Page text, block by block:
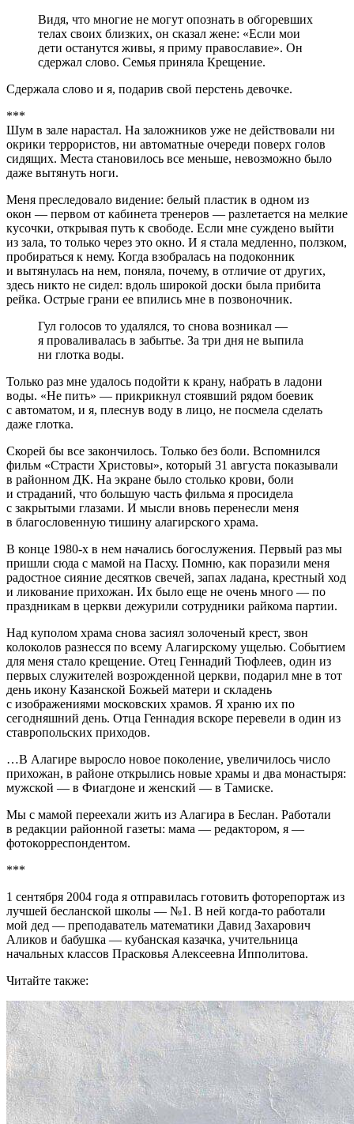
Видя, что многие не могут опознать в обгоревших
телах своих близких, он сказал жене: «Если мои
дети останутся живы, я приму православие». Он
сдержал слово. Семья приняла Крещение.
Сдержала слово и я, подарив свой перстень девочке.
***
Шум в зале нарастал. На заложников уже не действовали ни
окрики террористов, ни автоматные очереди поверх голов
сидящих. Места становилось все меньше, невозможно было
даже вытянуть ноги.
Меня преследовало видение: белый пластик в одном из
окон — первом от кабинета тренеров — разлетается на мелкие
кусочки, открывая путь к свободе. Если мне суждено выйти
из зала, то только через это окно. И я стала медленно, ползком,
пробираться к нему. Когда взобралась на подоконник
и вытянулась на нем, поняла, почему, в отличие от других,
здесь никто не сидел: вдоль широкой доски была прибита
рейка. Острые грани ее впились мне в позвоночник.
Гул голосов то удалялся, то снова возникал —
я проваливалась в забытье. За три дня не выпила
ни глотка воды.
Только раз мне удалось подойти к крану, набрать в ладони
воды. «Не пить» — прикрикнул стоявший рядом боевик
с автоматом, и я, плеснув воду в лицо, не посмела сделать
даже глотка.
Скорей бы все закончилось. Только без боли. Вспомнился
фильм «Страсти Христовы», который 31 августа показывали
в районном ДК. На экране было столько крови, боли
и страданий, что большую часть фильма я просидела
с закрытыми глазами. И мысли вновь перенесли меня
в благословенную тишину алагирского храма.
В конце 1980-х в нем начались богослужения. Первый раз мы
пришли сюда с мамой на Пасху. Помню, как поразили меня
радостное сияние десятков свечей, запах ладана, крестный ход
и ликование прихожан. Их было еще не очень много — по
праздникам в церкви дежурили сотрудники райкома партии.
Над куполом храма снова засиял золоченый крест, звон
колоколов разнесся по всему Алагирскому ущелью. Событием
для меня стало крещение. Отец Геннадий Тюфлеев, один из
первых служителей возрожденной церкви, подарил мне в тот
день икону Казанской Божьей матери и складень
с изображениями московских храмов. Я храню их по
сегодняшний день. Отца Геннадия вскоре перевели в один из
ставропольских приходов.
…В Алагире выросло новое поколение, увеличилось число
прихожан, в районе открылись новые храмы и два монастыря:
мужской — в Фиагдоне и женский — в Тамиске.
Мы с мамой переехали жить из Алагира в Беслан. Работали
в редакции районной газеты: мама — редактором, я —
фотокорреспондентом.
***
1 сентября 2004 года я отправилась готовить фоторепортаж из
лучшей бесланской школы — №1. В ней когда-то работали
мой дед — преподаватель математики Давид Захарович
Аликов и бабушка — кубанская казачка, учительница
начальных классов Прасковья Алексеевна Ипполитова.
Читайте также: